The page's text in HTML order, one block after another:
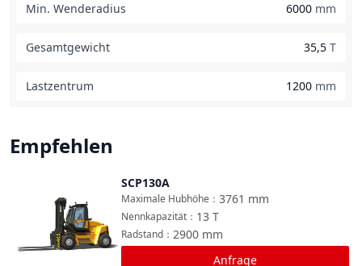
Min. Wenderadius 6000 mm
Gesamtgewicht 35,5 T
Lastzentrum 1200 mm
Empfehlen
SCP130A
3761 mm
Maximale Hubhöhe ：
13 T
Nennkapazität ：
2900 mm
Radstand ：
Anfrage